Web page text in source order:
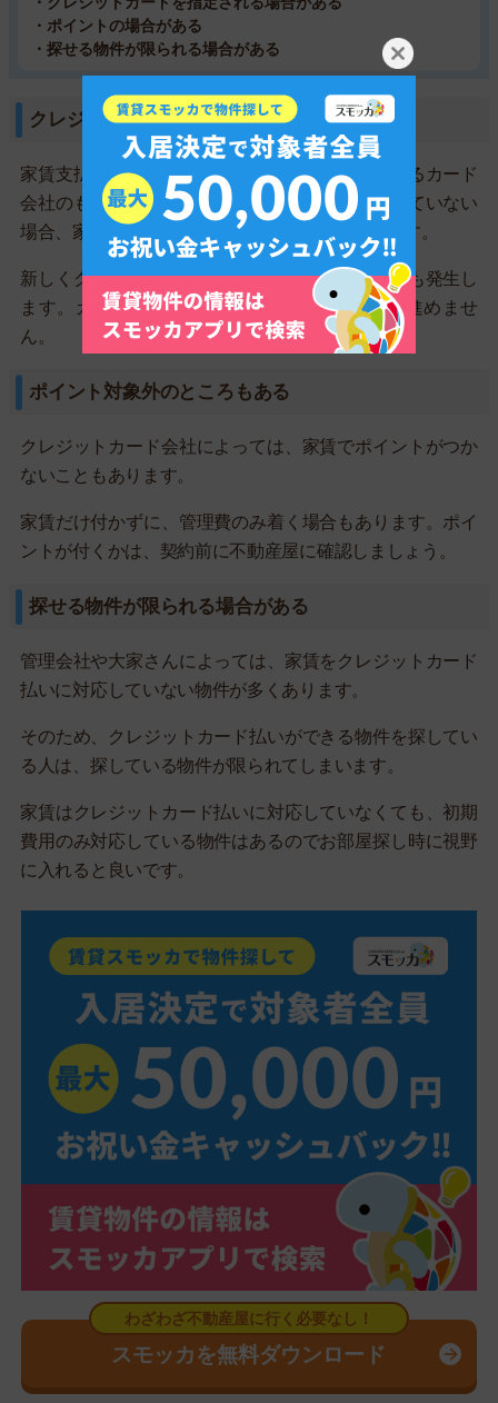
・ポイントの場合がある
・探せる物件が限られる場合がある
クレジットカードを指定される場合がある
家賃支払いには大家さんや不動産屋が契約しているカード
会社のものしか使えません。該当のカードをもっていない
場合、家賃支払い用のカードを作る必要があります。
新しくクレジットカードを作る際、カードの審査も発生し
ます。カード審査に落ちると、入居審査にすら進めませ
ん。
ポイント対象外のところもある
クレジットカード会社によっては、家賃でポイントがつか
ないこともあります。
家賃だけ付かずに、管理費のみ着く場合もあります。ポイ
ントが付くかは、契約前に不動産屋に確認しましょう。
探せる物件が限られる場合がある
管理会社や大家さんによっては、家賃をクレジットカード
払いに対応していない物件が多くあります。
そのため、クレジットカード払いができる物件を探してい
る人は、探している物件が限られてしまいます。
家賃はクレジットカード払いに対応していなくても、初期
費用のみ対応している物件はあるのでお部屋探し時に視野
に入れると良いです。
スモッカを無料ダウンロード